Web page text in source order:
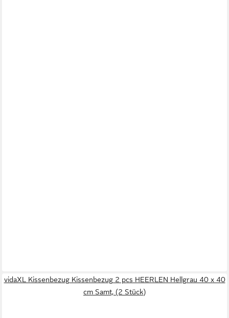
vidaXL Kissenbezug Kissenbezug 2 pcs HEERLEN Hellgrau 40 x 40
cm Samt, (2 Stück)